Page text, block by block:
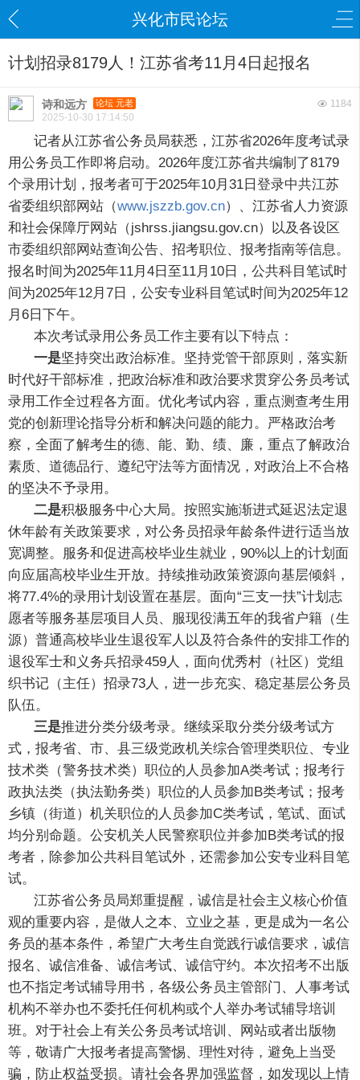
兴化市民论坛
计划招录8179人！江苏省考11月4日起报名
1184
诗和远方 论坛 元老
2025-10-30 17:14:50
记者从江苏省公务员局获悉，江苏省2026年度考试录
用公务员工作即将启动。2026年度江苏省共编制了8179
个录用计划，报考者可于2025年10月31日登录中共江苏
省委组织部网站（www.jszzb.gov.cn）、江苏省人力资源
和社会保障厅网站（jshrss.jiangsu.gov.cn）以及各设区
市委组织部网站查询公告、招考职位、报考指南等信息。
报名时间为2025年11月4日至11月10日，公共科目笔试时
间为2025年12月7日，公安专业科目笔试时间为2025年12
月6日下午。
本次考试录用公务员工作主要有以下特点：
一是坚持突出政治标准。坚持党管干部原则，落实新
时代好干部标准，把政治标准和政治要求贯穿公务员考试
录用工作全过程各方面。优化考试内容，重点测查考生用
党的创新理论指导分析和解决问题的能力。严格政治考
察，全面了解考生的德、能、勤、绩、廉，重点了解政治
素质、道德品行、遵纪守法等方面情况，对政治上不合格
的坚决不予录用。
二是积极服务中心大局。按照实施渐进式延迟法定退
休年龄有关政策要求，对公务员招录年龄条件进行适当放
宽调整。服务和促进高校毕业生就业，90%以上的计划面
向应届高校毕业生开放。持续推动政策资源向基层倾斜，
将77.4%的录用计划设置在基层。面向“三支一扶”计划志
愿者等服务基层项目人员、服现役满五年的我省户籍（生
源）普通高校毕业生退役军人以及符合条件的安排工作的
退役军士和义务兵招录459人，面向优秀村（社区）党组
织书记（主任）招录73人，进一步充实、稳定基层公务员
队伍。
三是推进分类分级考录。继续采取分类分级考试方
式，报考省、市、县三级党政机关综合管理类职位、专业
技术类（警务技术类）职位的人员参加A类考试；报考行
政执法类（执法勤务类）职位的人员参加B类考试；报考
乡镇（街道）机关职位的人员参加C类考试，笔试、面试
均分别命题。公安机关人民警察职位并参加B类考试的报
考者，除参加公共科目笔试外，还需参加公安专业科目笔
试。
江苏省公务员局郑重提醒，诚信是社会主义核心价值
观的重要内容，是做人之本、立业之基，更是成为一名公
务员的基本条件，希望广大考生自觉践行诚信要求，诚信
报名、诚信准备、诚信考试、诚信守约。本次招考不出版
也不指定考试辅导用书，各级公务员主管部门、人事考试
机构不举办也不委托任何机构或个人举办考试辅导培训
班。对于社会上有关公务员考试培训、网站或者出版物
等，敬请广大报考者提高警惕、理性对待，避免上当受
骗，防止权益受损。请社会各界加强监督，如发现以上情